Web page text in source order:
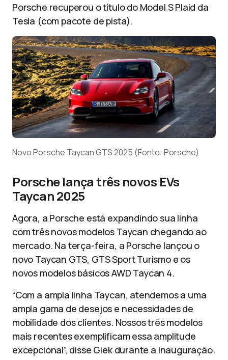
Porsche recuperou o título do Model S Plaid da
Tesla (com pacote de pista).
Novo Porsche Taycan GTS 2025 (Fonte: Porsche)
Porsche lança três novos EVs
Taycan 2025
Agora, a Porsche está expandindo sua linha
com três novos modelos Taycan chegando ao
mercado. Na terça-feira, a Porsche lançou o
novo Taycan GTS, GTS Sport Turismo e os
novos modelos básicos AWD Taycan 4.
“Com a ampla linha Taycan, atendemos a uma
ampla gama de desejos e necessidades de
mobilidade dos clientes. Nossos três modelos
mais recentes exemplificam essa amplitude
excepcional”, disse Giek durante a inauguração.